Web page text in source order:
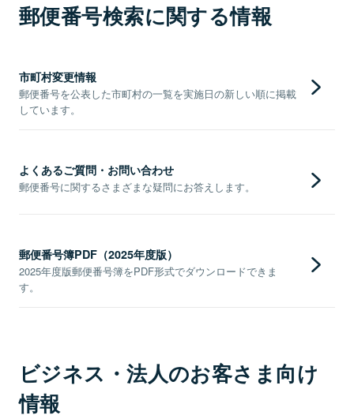
郵便番号検索に関する情報
市町村変更情報
郵便番号を公表した市町村の一覧を実施日の新しい順に掲載
しています。
よくあるご質問・お問い合わせ
郵便番号に関するさまざまな疑問にお答えします。
郵便番号簿PDF（2025年度版）
2025年度版郵便番号簿をPDF形式でダウンロードできま
す。
ビジネス・法人のお客さま向け
情報